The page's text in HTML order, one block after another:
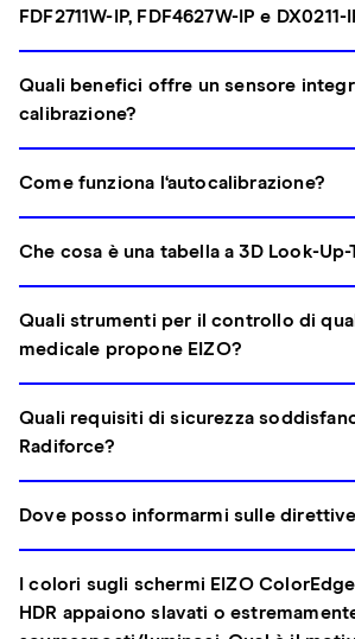
FDF2711W-IP, FDF4627W-IP e DX0211-
Quali benefici offre un sensore
calibrazione?
Come funziona l‘autocalibrazione?
Che cosa è una tabella a 3D Look-Up-
Quali strumenti per il controllo di
medicale propone EIZO?
Quali requisiti di sicurezza
Radiforce?
Dove posso informarmi sulle direttive
I colori sugli schermi EIZO
HDR appaiono slavati o